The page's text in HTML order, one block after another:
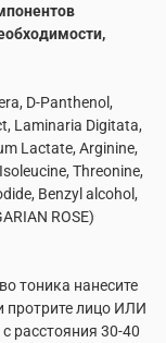
D-Panthenol,
Laminaria Digitata,
Lactate, Arginine,
Threonine,
Benzyl alcohol,
ROSE)
тоника нанесите
лицо ИЛИ
расстояния 30-40